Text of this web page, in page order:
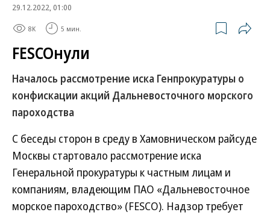
29.12.2022, 01:00
8K 5 мин.
FESCOнули
Началось рассмотрение иска Генпрокуратуры о
конфискации акций Дальневосточного морского
пароходства
С беседы сторон в среду в Хамовническом райсуде
Москвы стартовало рассмотрение иска
Генеральной прокуратуры к частным лицам и
компаниям, владеющим ПАО «Дальневосточное
морское пароходство» (FESCO). Надзор требует